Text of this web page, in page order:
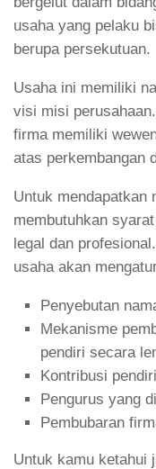
usaha yang pelaku
berupa persekutuan.
Usaha ini memiliki
visi misi
firma memiliki
atas perkembangan
Untuk mendapatkan
membutuhkan
legal dan
usaha akan
Penyebutan
Mekanisme
pendiri secara
Kontribusi
Pengurus yang
Pembubaran
Untuk kamu ketahui